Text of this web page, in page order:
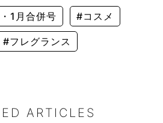
1月合併号 #コスメ
#フレグランス
ARTICLES